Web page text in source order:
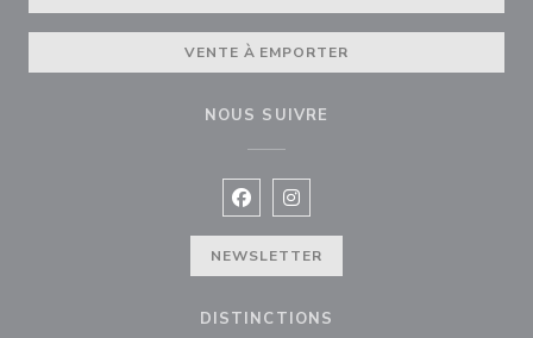
VENTE À EMPORTER
NOUS SUIVRE
Facebook ((ouvre une nouvelle
Instagram ((ouvre une
NEWSLETTER
DISTINCTIONS